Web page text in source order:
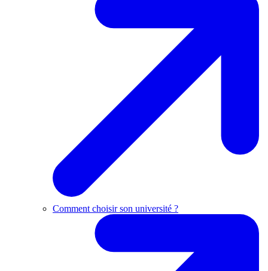
Comment choisir son université ?